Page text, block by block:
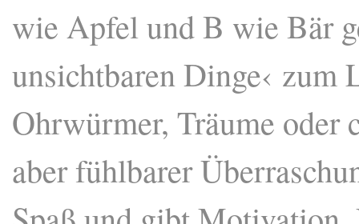
wie Apfel und B wie Bär
unsichtbaren Dinge‹ zum
Ohrwürmer, Träume oder
aber fühlbarer